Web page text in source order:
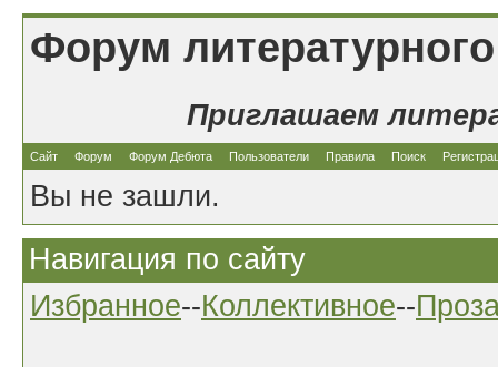
Форум
Приглашаем
Сайт Форум Форум Дебюта Пользователи Правила Поиск
Вы не зашли.
Навигация по сайту
Избранное--Коллективное--